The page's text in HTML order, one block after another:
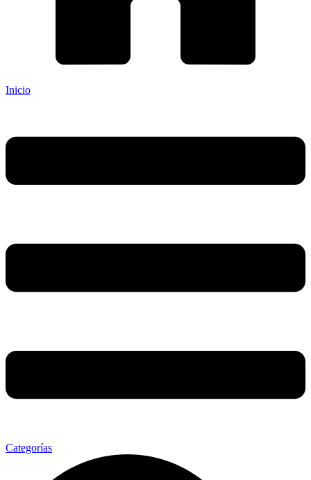
Inicio
Categorías